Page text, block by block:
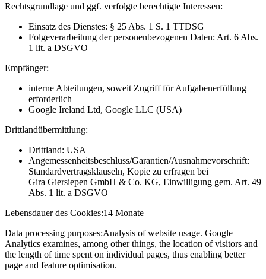
Rechtsgrundlage und ggf. verfolgte berechtigte Interessen:
Einsatz des Dienstes: § 25 Abs. 1 S. 1 TTDSG
Folgeverarbeitung der personenbezogenen Daten: Art. 6 Abs.
1 lit. a DSGVO
Empfänger:
interne Abteilungen, soweit Zugriff für Aufgabenerfüllung
erforderlich
Google Ireland Ltd, Google LLC (USA)
Drittlandübermittlung:
Drittland: USA
Angemessenheitsbeschluss/Garantien/Ausnahmevorschrift:
Standardvertragsklauseln, Kopie zu erfragen bei
Gira Giersiepen GmbH & Co. KG, Einwilligung gem. Art. 49
Abs. 1 lit. a DSGVO
Lebensdauer des Cookies:14 Monate
Data processing purposes:Analysis of website usage. Google
Analytics examines, among other things, the location of visitors and
the length of time spent on individual pages, thus enabling better
page and feature optimisation.